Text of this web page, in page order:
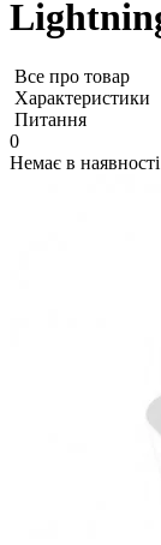
Все про товар
Характеристики
Питання
0
Немає в наявності